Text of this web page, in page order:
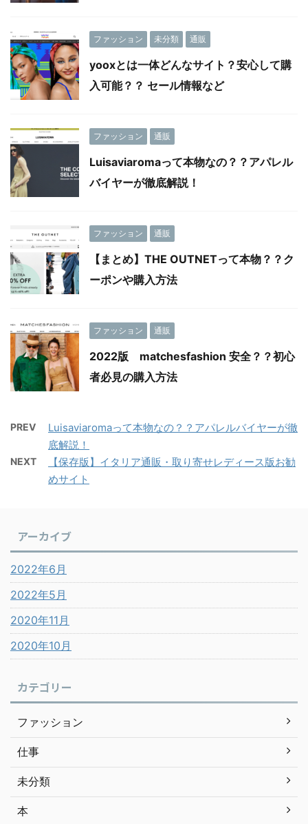
ファッション 未分類 通販
yooxとは一体どんなサイト？安心して購
入可能？？ セール情報など
ファッション 通販
Luisaviaromaって本物なの？？アパレル
バイヤーが徹底解説！
ファッション 通販
【まとめ】THE OUTNETって本物？？ク
ーポンや購入方法
ファッション 通販
2022版 matchesfashion 安全？？初心
者必見の購入方法
PREV
Luisaviaromaって本物なの？？アパレルバイヤーが徹
底解説！
NEXT
【保存版】イタリア通販・取り寄せレディース版お勧
めサイト
アーカイブ
2022年6月
2022年5月
2020年11月
2020年10月
カテゴリー
ファッション
仕事
未分類
本